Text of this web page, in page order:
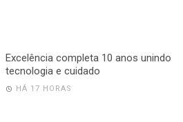
Excelência completa 10 anos unindo
tecnologia e cuidado
HÁ 17 HORAS